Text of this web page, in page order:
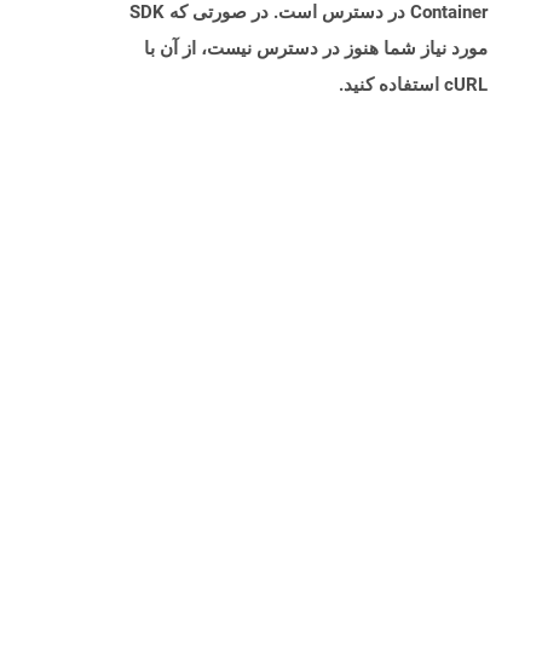
Container در دسترس است. در صورتی که SDK
مورد نیاز شما هنوز در دسترس نیست، از آن با
cURL استفاده کنید.